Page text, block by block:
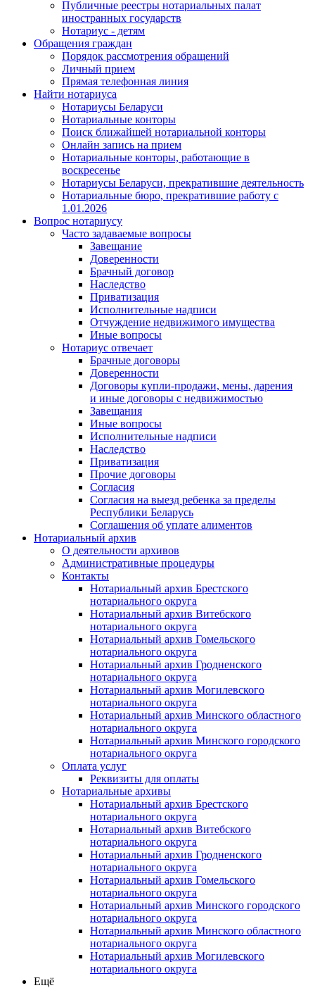
Публичные реестры нотариальных палат
иностранных государств
Нотариус - детям
Обращения граждан
Порядок рассмотрения обращений
Личный прием
Прямая телефонная линия
Найти нотариуса
Нотариусы Беларуси
Нотариальные конторы
Поиск ближайшей нотариальной конторы
Онлайн запись на прием
Нотариальные конторы, работающие в
воскресенье
Нотариусы Беларуси, прекратившие деятельность
Нотариальные бюро, прекратившие работу с
1.01.2026
Вопрос нотариусу
Часто задаваемые вопросы
Завещание
Доверенности
Брачный договор
Наследство
Приватизация
Исполнительные надписи
Отчуждение недвижимого имущества
Иные вопросы
Нотариус отвечает
Брачные договоры
Доверенности
Договоры купли-продажи, мены, дарения
и иные договоры с недвижимостью
Завещания
Иные вопросы
Исполнительные надписи
Наследство
Приватизация
Прочие договоры
Согласия
Согласия на выезд ребенка за пределы
Республики Беларусь
Соглашения об уплате алиментов
Нотариальный архив
О деятельности архивов
Административные процедуры
Контакты
Нотариальный архив Брестского
нотариального округа
Нотариальный архив Витебского
нотариального округа
Нотариальный архив Гомельского
нотариального округа
Нотариальный архив Гродненского
нотариального округа
Нотариальный архив Могилевского
нотариального округа
Нотариальный архив Минского областного
нотариального округа
Нотариальный архив Минского городского
нотариального округа
Оплата услуг
Реквизиты для оплаты
Нотариальные архивы
Нотариальный архив Брестского
нотариального округа
Нотариальный архив Витебского
нотариального округа
Нотариальный архив Гродненского
нотариального округа
Нотариальный архив Гомельского
нотариального округа
Нотариальный архив Минского городского
нотариального округа
Нотариальный архив Минского областного
нотариального округа
Нотариальный архив Могилевского
нотариального округа
Ещё